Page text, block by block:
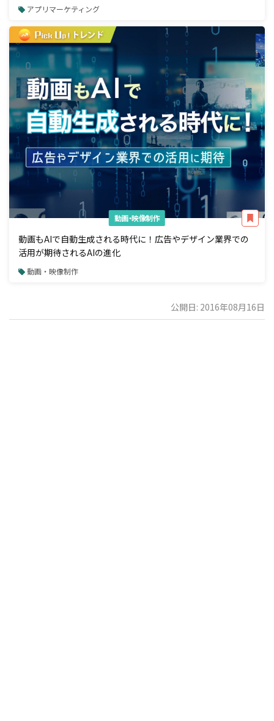
アプリマーケティング
動画・映像制作
動画もAIで自動生成される時代に！広告やデザイン業界での
活用が期待されるAIの進化
動画・映像制作
公開日: 2016年08月16日